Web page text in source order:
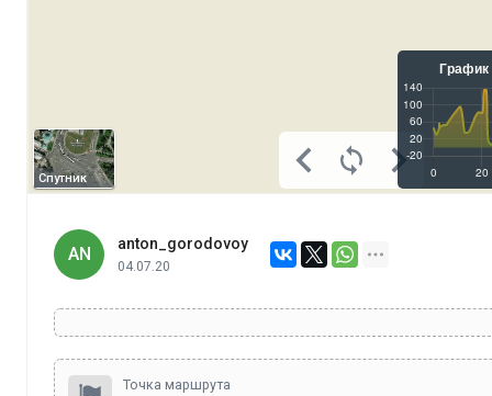
Спутник
AN
anton_gorodovoy
04.07.20
Точка маршрута